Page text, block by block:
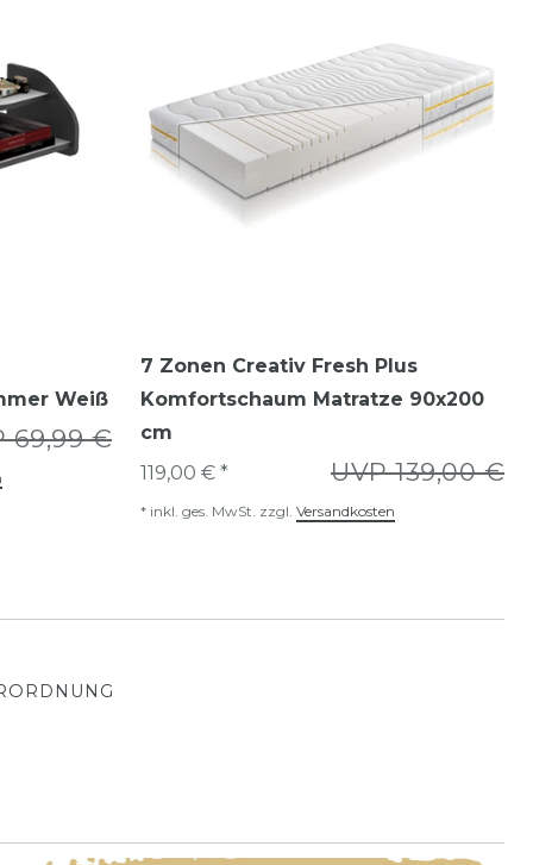
Weiß
69,99 €
7 Zonen Creativ Fresh Plus
Komfortschaum Matratze 90x200
cm
UVP 139,00 €
119,00 € *
* inkl. ges. MwSt. zzgl. Versandkosten